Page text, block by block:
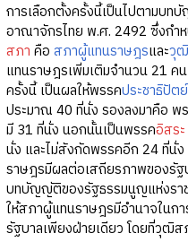
การเลือกตั้งครั้งนี้เป็นไปตามบ
อาณาจักรไทย พ.ศ. 2492 ซึ่งกำ
สภา คือ สภาผู้แทนราษฎรและวุ
แทนราษฎรเพิ่มเติมจำนวน 21 ค
ครั้งนี้ เป็นผลให้พรรคประชาธิปัตย์
ประมาณ 40 ที่นั่ง รองลงมาคือ พ
มี 31 ที่นั่ง นอกนั้นเป็นพรรคอิสระ
นั่ง และไม่สังกัดพรรคอีก 24 ที่นั่
ราษฎรมีผลต่อเสถียรภาพของรัฐ
บทบัญญัติของรัฐธรรมนูญแห่งรา
ให้สภาผู้แทนราษฎรมีอำนาจในก
รัฐบาลเพียงฝ่ายเดียว โดยที่วุฒิส